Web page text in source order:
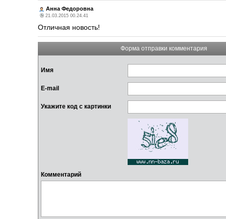
Анна Федоровна
21.03.2015 00.24.41
Отличная новость!
Форма отправки комментария
Имя
E-mail
Укажите код с картинки
Комментарий